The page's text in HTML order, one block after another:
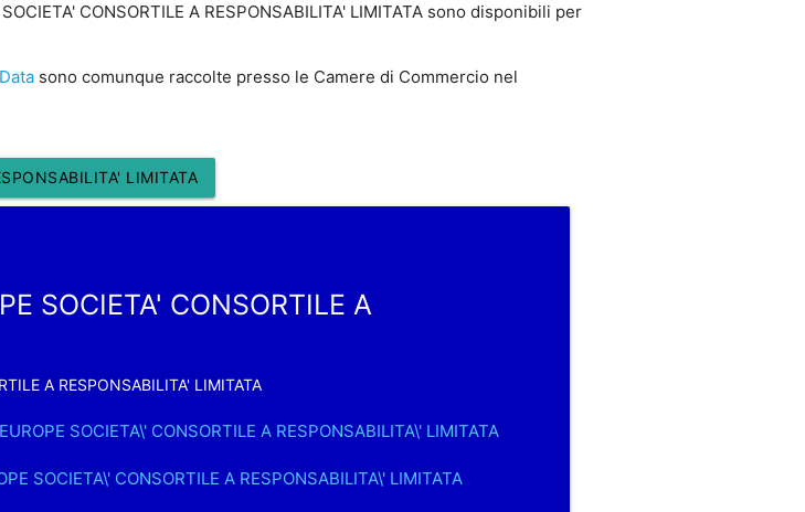
CONSORTILE A RESPONSABILITA' LIMITATA sono disponibili per
sono comunque raccolte presso le Camere di Commercio nel
LIMITATA
SOCIETA' CONSORTILE A
A RESPONSABILITA' LIMITATA
SOCIETA\' CONSORTILE A RESPONSABILITA\' LIMITATA
SOCIETA\' CONSORTILE A RESPONSABILITA\' LIMITATA